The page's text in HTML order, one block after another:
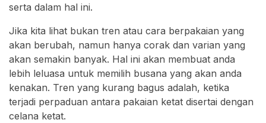
serta dalam hal ini.
Jika kita lihat bukan tren atau cara berpakaian yang
akan berubah, namun hanya corak dan varian yang
akan semakin banyak. Hal ini akan membuat anda
lebih leluasa untuk memilih busana yang akan anda
kenakan. Tren yang kurang bagus adalah, ketika
terjadi perpaduan antara pakaian ketat disertai dengan
celana ketat.